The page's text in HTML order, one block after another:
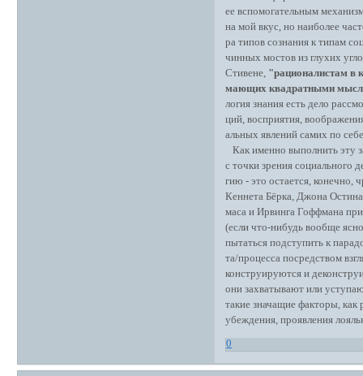
ее вспомогательным
на мой вкус, но наиболее
ра типов сознания к типам
чинных мостов из глухих
Стивене, "рационалистам в
мающих квадратными
логия знания есть дело
ций, восприятия,
альных явлений самих по
Как именно выполнить эту
с точки зрения социального
гию - это остается,
Кеннета Бёрка, Джона
маса и Ирвинга Гоффмана
(если что-нибудь вообще
пытаться подступить к
та/процесса посредством
конструируются и
они захватывают или
такие значащие факторы, как
убеждения, проявления
0